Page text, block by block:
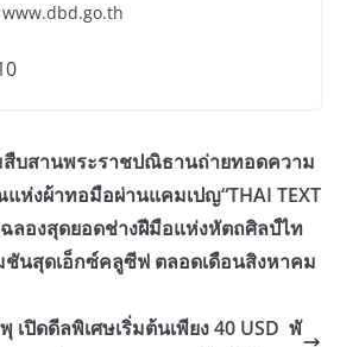
www.dbd.go.th
บสานพระราชปณิธานถ่ายทอดความ
งผ้าทอมือผ่านแคมเปญ“THAI TEXT
ฉลองสุดยอดช่างฝีมือแห่งหัตถศิลป์ไท
ชันสุดเอ็กซ์คลูซีฟ ตลอดเดือนสิงหาคม
เปิดดีลพิเศษเริ่มต้นเพียง 40 USD พั